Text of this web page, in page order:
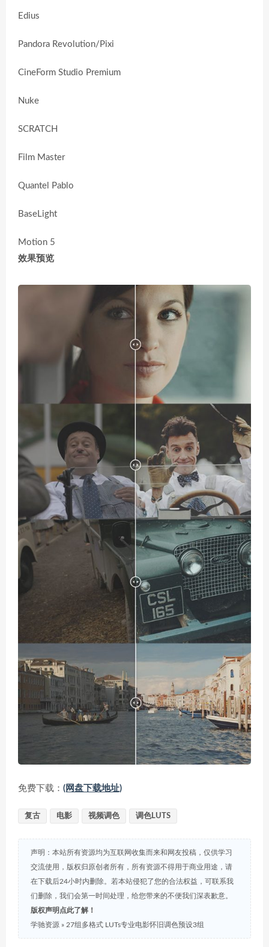
Edius
Pandora Revolution/Pixi
CineForm Studio Premium
Nuke
SCRATCH
Film Master
Quantel Pablo
BaseLight
Motion 5
效果预览
免费下载： (网盘下载地址)
复古 电影 视频调色 调色LUTS
声明：本站所有资源均为互联网收集而来和网友投稿，仅供学习
交流使用，版权归原创者所有，所有资源不得用于商业用途，请
在下载后24小时内删除。若本站侵犯了您的合法权益，可联系我
们删除，我们会第一时间处理，给您带来的不便我们深表歉意。
版权声明点此了解！
学驰资源 » 27组多格式 LUTs专业电影怀旧调色预设3组